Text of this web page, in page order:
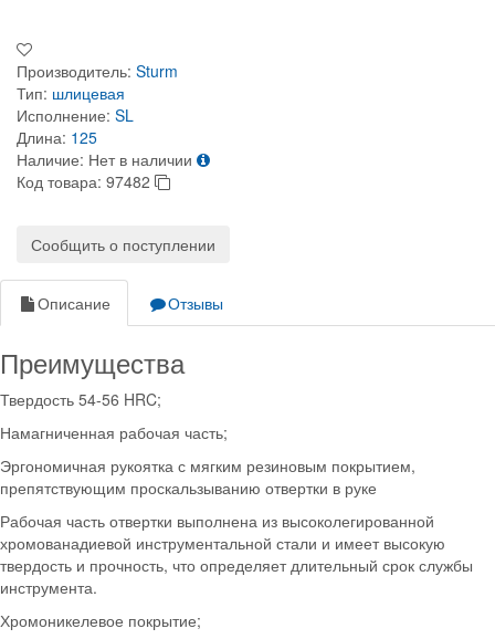
Производитель: Sturm
Тип: шлицевая
Исполнение: SL
Длина: 125
Наличие: Нет в наличии
Код товара: 97482
Сообщить о поступлении
Описание Отзывы
Преимущества
Твердость 54-56 HRC;
Намагниченная рабочая часть;
Эргономичная рукоятка с мягким резиновым покрытием,
препятствующим проскальзыванию отвертки в руке
Рабочая часть отвертки выполнена из высоколегированной
хромованадиевой инструментальной стали и имеет высокую
твердость и прочность, что определяет длительный срок службы
инструмента.
Хромоникелевое покрытие;